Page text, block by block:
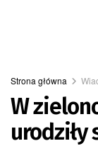
Strona główna
W
urodziły